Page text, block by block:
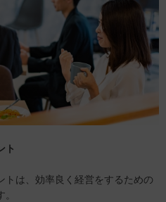
ト
トは、効率良く経営をするための